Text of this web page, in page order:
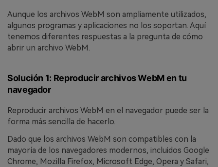
Aunque los archivos WebM son ampliamente utilizados,
algunos programas y aplicaciones no los soportan. Aquí
tenemos diferentes respuestas a la pregunta de cómo
abrir un archivo WebM.
Solución 1: Reproducir archivos WebM en tu
navegador
Reproducir archivos WebM en el navegador puede ser la
forma más sencilla de hacerlo.
Dado que los archivos WebM son compatibles con la
mayoría de los navegadores modernos, incluidos Google
Chrome, Mozilla Firefox, Microsoft Edge, Opera y Safari,